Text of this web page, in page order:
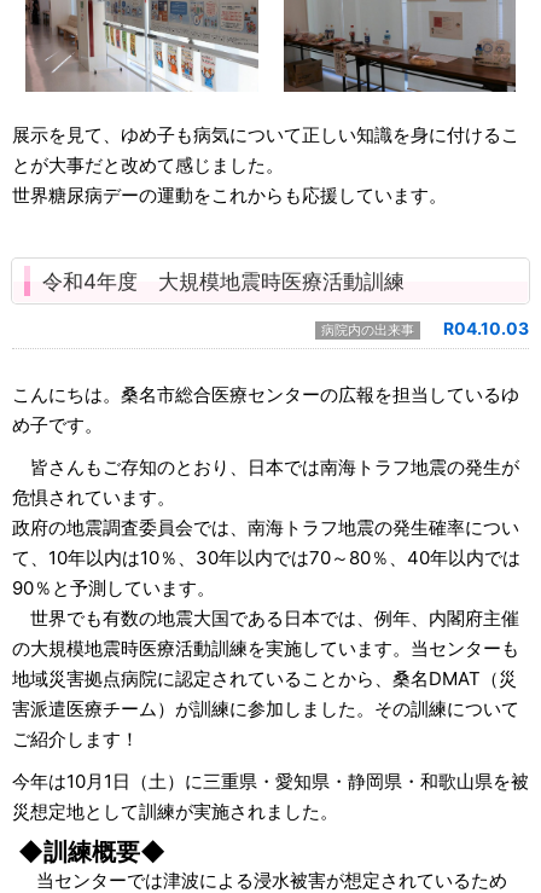
展示を見て、ゆめ子も病気について正しい知識を身に付けるこ
とが大事だと改めて感じました。
世界糖尿病デーの運動をこれからも応援しています。
令和4年度 大規模地震時医療活動訓練
病院内の出来事 R04.10.03
こんにちは。桑名市総合医療センターの広報を担当しているゆ
め子です。
皆さんもご存知のとおり、日本では南海トラフ地震の発生が
危惧されています。
政府の地震調査委員会では、南海トラフ地震の発生確率につい
て、10年以内は10％、30年以内では70～80％、40年以内では
90％と予測しています。
世界でも有数の地震大国である日本では、例年、内閣府主催
の大規模地震時医療活動訓練を実施しています。当センターも
地域災害拠点病院に認定されていることから、桑名DMAT（災
害派遣医療チーム）が訓練に参加しました。その訓練について
ご紹介します！
今年は10月1日（土）に三重県・愛知県・静岡県・和歌山県を被
災想定地として訓練が実施されました。
◆訓練概要◆
当センターでは津波による浸水被害が想定されているため